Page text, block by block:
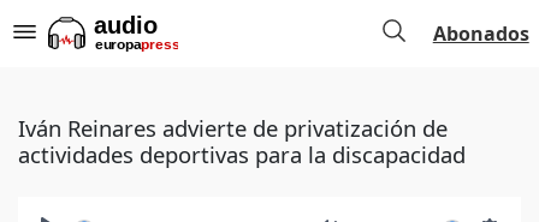
Abonados
Iván Reinares advierte de privatización de
actividades deportivas para la discapacidad